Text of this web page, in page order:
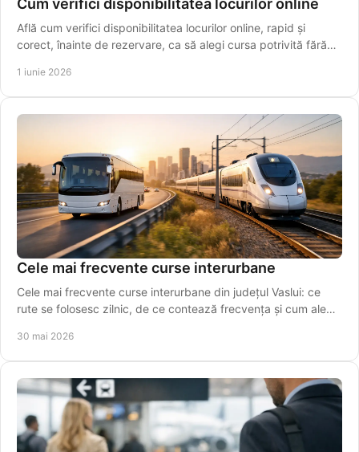
Cum verifici disponibilitatea locurilor online
Află cum verifici disponibilitatea locurilor online, rapid și
corect, înainte de rezervare, ca să alegi cursa potrivită fără
1 iunie 2026
Cele mai frecvente curse interurbane
Cele mai frecvente curse interurbane din județul Vaslui: ce
rute se folosesc zilnic, de ce contează frecvența și cum alegi
30 mai 2026